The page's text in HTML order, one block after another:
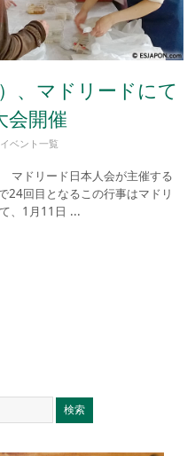
、マドリードにて
会開催
ベント一覧
ドリード日本人会が主催する
24回目となるこの行事はマドリ
、1月11日 ...